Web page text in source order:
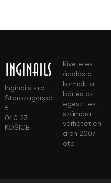
Inginails s.r.o.
Starozagorská
6
040 23
KOŠICE
Kivételes
ápolás a
körmök, a
bőr és az
egész test
számára
verhetetlen
áron 2007
óta.